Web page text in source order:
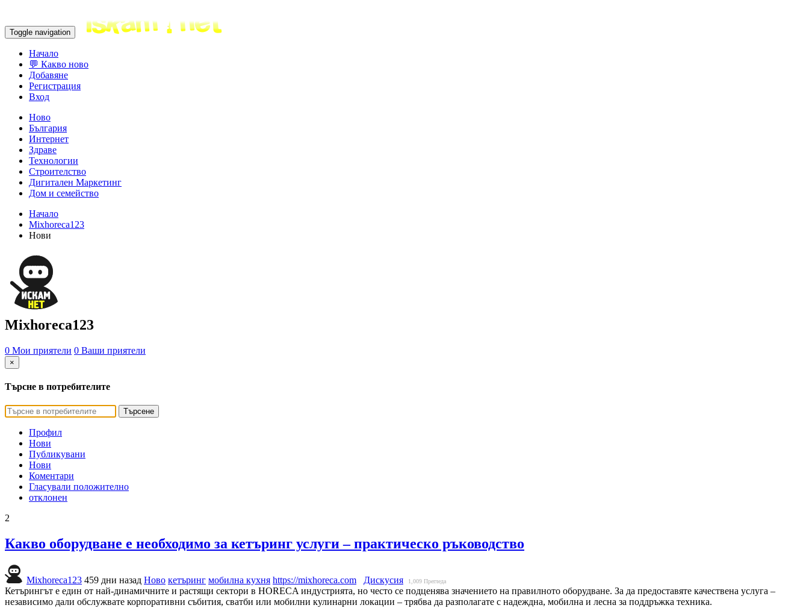
Toggle navigation
Начало
💬 Какво ново
Добавяне
Регистрация
Вход
Ново
България
Интернет
Здраве
Технологии
Строителство
Дигитален Маркетинг
Дом и семейство
Начало
Mixhoreca123
Нови
Mixhoreca123
0 Мои приятели 0 Ваши приятели
×
Търсне в потребителите
Търсене
Профил
Нови
Публикувани
Нови
Коментари
Гласували положително
отклонен
2
Какво оборудване е необходимо за кетъринг услуги – практическо ръководство
Mixhoreca123 459 дни назад Ново кетъринг мобилна кухня https://mixhoreca.com Дискусия 1,009 Прегледа
Кетърингът е един от най-динамичните и растящи сектори в HORECA индустрията, но често се подценява значението на правилното оборудване. За да предоставяте качествена услуга –
независимо дали обслужвате корпоративни събития, сватби или мобилни кулинарни локации – трябва да разполагате с надеждна, мобилна и лесна за поддръжка техника.